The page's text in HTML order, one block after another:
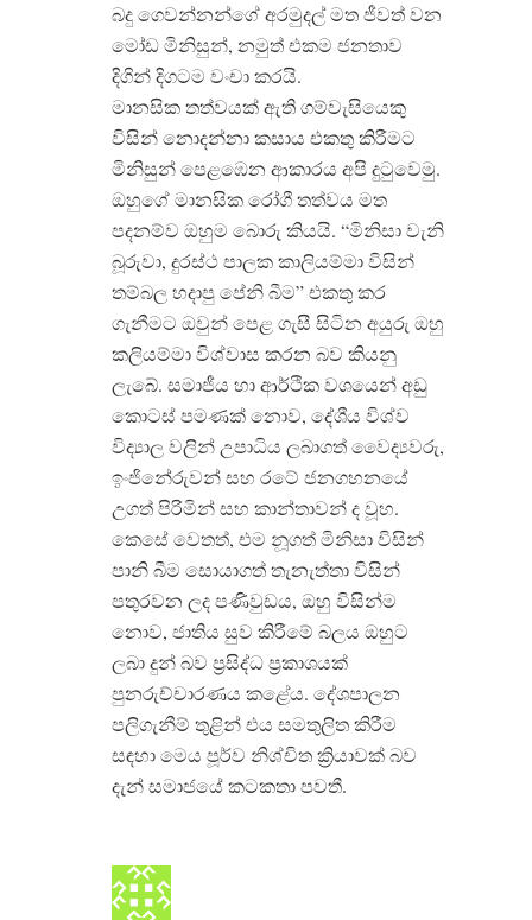
බදු ගෙවන්නන්ගේ අරමුදල් මත ජීවත් වන
මෝඩ මිනිසුන්, නමුත් එකම ජනතාව
දිගින් දිගටම වංචා කරයි.
මානසික තත්වයක් ඇති ගම්වැසියෙකු
විසින් නොදන්නා කසාය එකතු කිරීමට
මිනිසුන් පෙළඹෙන ආකාරය අපි දුටුවෙමු.
ඔහුගේ මානසික රෝගී තත්වය මත
පදනම්ව ඔහුම බොරු කියයි. “මිනිසා වැනි
බූරුවා, දුරස්ථ පාලක කාලියම්මා විසින්
තම්බල හදාපු පේනි බීම” එකතු කර
ගැනීමට ඔවුන් පෙළ ගැසී සිටින අයුරු ඔහු
කලියම්මා විශ්වාස කරන බව කියනු
ලැබේ. සමාජීය හා ආර්ථික වශයෙන් අඩු
කොටස් පමණක් නොව, දේශීය විශ්ව
විද්‍යාල වලින් උපාධිය ලබාගත් වෛද්‍යවරු,
ඉංජිනේරුවන් සහ රටේ ජනගහනයේ
උගත් පිරිමින් සහ කාන්තාවන් ද වූහ.
කෙසේ වෙතත්, එම නූගත් මිනිසා විසින්
පානි බීම සොයාගත් තැනැත්තා විසින්
පතුරවන ලද පණිවුඩය, ඔහු විසින්ම
නොව, ජාතිය සුව කිරීමේ බලය ඔහුට
ලබා දුන් බව ප්‍රසිද්ධ ප්‍රකාශයක්
පුනරුච්චාරණය කළේය. දේශපාලන
පලිගැනීම් තුළින් එය සමතුලිත කිරීම
සඳහා මෙය පූර්ව නිශ්චිත ක්‍රියාවක් බව
දැන් සමාජයේ කටකතා පවතී.